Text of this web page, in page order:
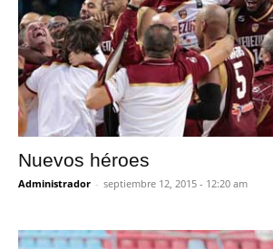
Nuevos héroes
Administrador - septiembre 12, 2015 - 12:20 am